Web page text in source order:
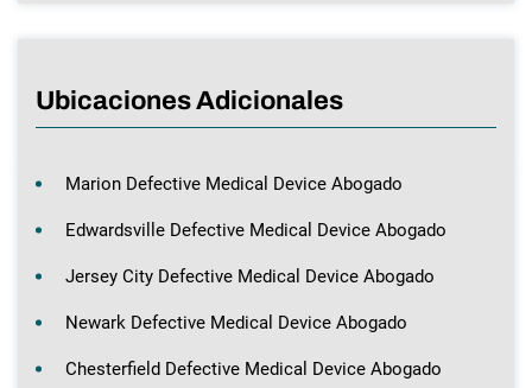
Ubicaciones Adicionales
Marion Defective Medical Device Abogado
Edwardsville Defective Medical Device Abogado
Jersey City Defective Medical Device Abogado
Newark Defective Medical Device Abogado
Chesterfield Defective Medical Device Abogado